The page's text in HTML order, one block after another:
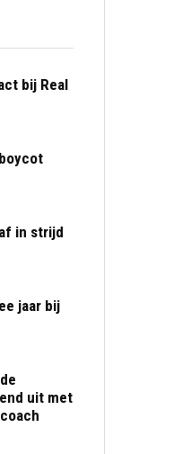
bij Real
in strijd
jaar bij
uit met